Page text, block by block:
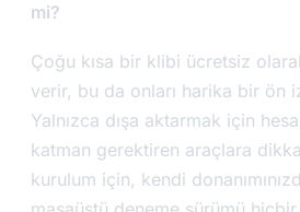
mi?
Çoğu kısa bir klibi ücretsiz
verir, bu da onları harika bir ön
Yalnızca dışa aktarmak için
katman gerektiren araçlara
kurulum için, kendi